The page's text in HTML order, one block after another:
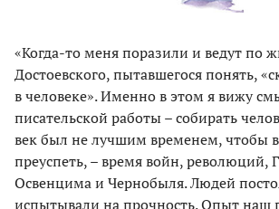
«Когда-то меня поразили и ведут по
Достоевского, пытавшегося понять,
в человеке». Именно в этом я вижу
писательской работы – собирать
век был не лучшим временем, чтобы
преуспеть, – время войн, революций,
Освенцима и Чернобыля. Людей
испытывали на прочность. Опыт наш